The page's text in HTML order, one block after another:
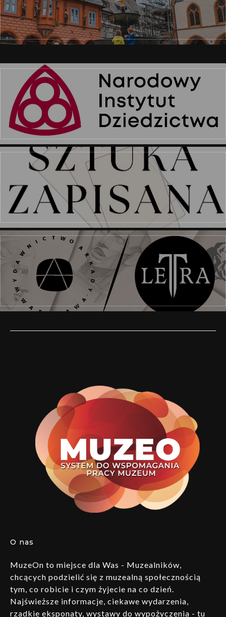
O nas
MuzeOn to miejsce dla Was - Muzealników,
chcących podzielić się z muzealną społecznością
tym, co robicie i czym żyjecie na co dzień.
Najświeższe informacje, ciekawe wydarzenia,
rzadkie eksponaty, wystawy do wypożyczenia - tu